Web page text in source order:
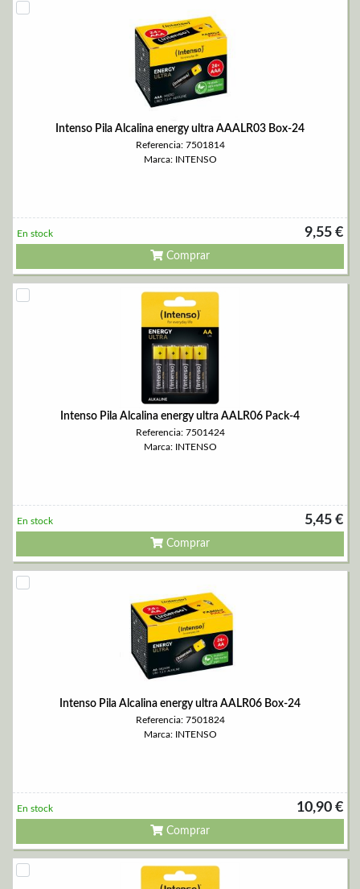
Intenso Pila Alcalina energy ultra AAALR03 Box-24
Referencia: 7501814
Marca: INTENSO
9,55 €
En stock
Comprar
Intenso Pila Alcalina energy ultra AALR06 Pack-4
Referencia: 7501424
Marca: INTENSO
5,45 €
En stock
Comprar
Intenso Pila Alcalina energy ultra AALR06 Box-24
Referencia: 7501824
Marca: INTENSO
10,90 €
En stock
Comprar